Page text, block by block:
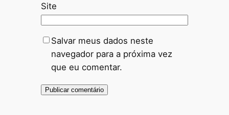
Site
Salvar meus dados neste
navegador para a próxima vez
que eu comentar.